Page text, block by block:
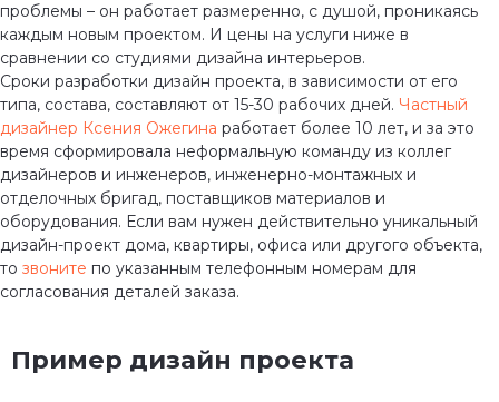
проблемы – он работает размеренно, с душой, проникаясь
каждым новым проектом. И цены на услуги ниже в
сравнении со студиями дизайна интерьеров.
Сроки разработки дизайн проекта, в зависимости от его
типа, состава, составляют от 15-30 рабочих дней. Частный
дизайнер Ксения Ожегина работает более 10 лет, и за это
время сформировала неформальную команду из коллег
дизайнеров и инженеров, инженерно-монтажных и
отделочных бригад, поставщиков материалов и
оборудования. Если вам нужен действительно уникальный
дизайн-проект дома, квартиры, офиса или другого объекта,
то звоните по указанным телефонным номерам для
согласования деталей заказа.
Пример дизайн проекта